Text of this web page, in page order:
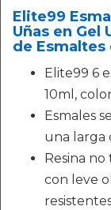
Elite99
Uñas en Gel
de Esmaltes
Elite99 6
10ml,
Esmales
una larga
Resina
con leve